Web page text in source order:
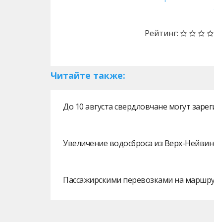
Рейтинг:
Читайте также:
До 10 августа свердловчане могут
Увеличение водосброса из Верх-
Пассажирскими перевозками на